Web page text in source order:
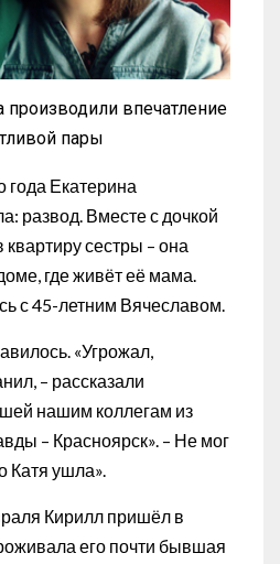
производили впечатление
пары
Екатерина
развод. Вместе с дочкой
сестры – она
где живёт её мама.
с 45-летним Вячеславом.
«Угрожал,
– рассказали
нашим коллегам из
– Красноярск». – Не мог
Катя ушла».
Кирилл пришёл в
его почти бывшая